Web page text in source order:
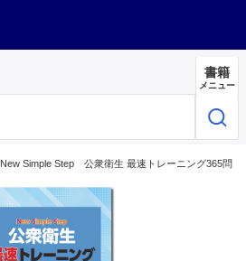
書籍
メニュー
New Simple Step 公衆衛生 最速トレーニング365問